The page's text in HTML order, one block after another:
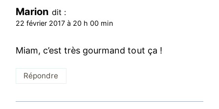
Marion dit :
22 février 2017 à 20 h 00 min
Miam, c’est très gourmand tout ça !
Répondre